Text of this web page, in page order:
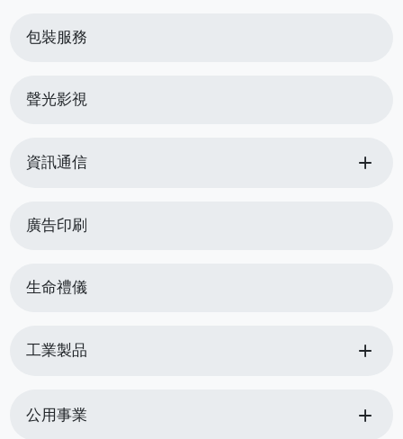
包裝服務
聲光影視
資訊通信 add
廣告印刷
生命禮儀
工業製品 add
公用事業 add